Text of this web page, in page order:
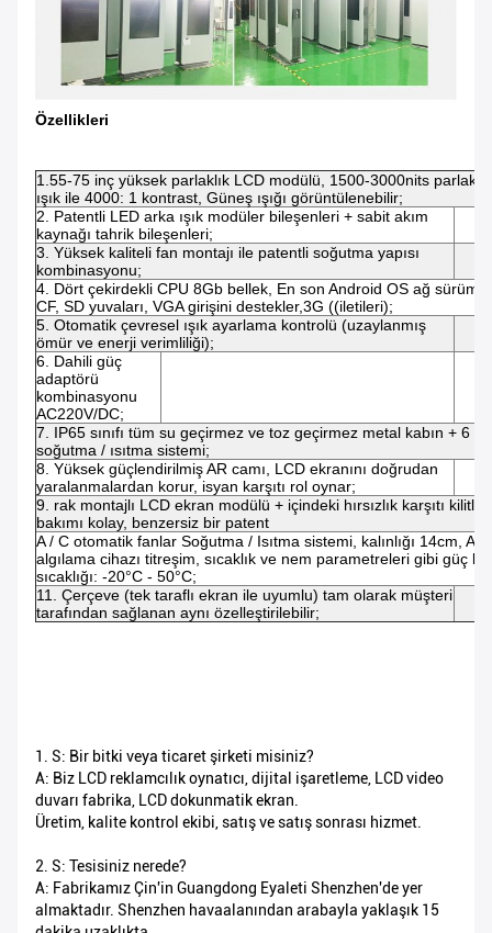
Özellikleri
1.55-75 inç yüksek parlaklık LCD modülü, 1500-3000nits
ışık ile 4000: 1 kontrast, Güneş ışığı görüntülenebilir;
2. Patentli LED arka ışık modüler bileşenleri + sabit akım
kaynağı tahrik bileşenleri;
3. Yüksek kaliteli fan montajı ile patentli soğutma yapısı
kombinasyonu;
4. Dört çekirdekli CPU 8Gb bellek, En son Android OS ağ
CF, SD yuvaları, VGA girişini destekler,3G ((iletileri);
5. Otomatik çevresel ışık ayarlama kontrolü (uzaylanmış
ömür ve enerji verimliliği);
6. Dahili güç
adaptörü
kombinasyonu
AC220V/DC;
7. IP65 sınıfı tüm su geçirmez ve toz geçirmez metal kabın + 6
soğutma / ısıtma sistemi;
8. Yüksek güçlendirilmiş AR camı, LCD ekranını doğrudan
yaralanmalardan korur, isyan karşıtı rol oynar;
9. rak montajlı LCD ekran modülü + içindeki hırsızlık karşıtı
bakımı kolay, benzersiz bir patent
A / C otomatik fanlar Soğutma / Isıtma sistemi, kalınlığı 14cm,
algılama cihazı titreşim, sıcaklık ve nem parametreleri gibi güç
sıcaklığı: -20°C - 50°C;
11. Çerçeve (tek taraflı ekran ile uyumlu) tam olarak müşteri
tarafından sağlanan aynı özelleştirilebilir;
1. S: Bir bitki veya ticaret şirketi misiniz?
A: Biz LCD reklamcılık oynatıcı, dijital işaretleme, LCD video
duvarı fabrika, LCD dokunmatik ekran.
Üretim, kalite kontrol ekibi, satış ve satış sonrası hizmet.
2. S: Tesisiniz nerede?
A: Fabrikamız Çin'in Guangdong Eyaleti Shenzhen'de yer
almaktadır. Shenzhen havaalanından arabayla yaklaşık 15